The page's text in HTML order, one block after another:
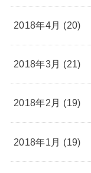
2018年4月 (20)
2018年3月 (21)
2018年2月 (19)
2018年1月 (19)